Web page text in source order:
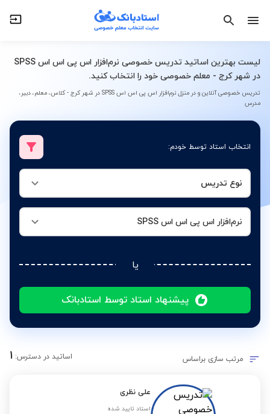
لیست بهترین اساتید تدریس خصوصی نرم‌افزار اس پی اس اس SPSS
در شهر کرج - معلم خصوصی خود را انتخاب کنید.
تدریس خصوصی آنلاین و در منزل نرم‌افزار اس پی اس اس SPSS در شهر کرج - کلاس، معلم، دبیر،
مدرس
انتخاب استاد توسط خودم:
نوع تدریس
نرم‌افزار اس پی اس اس SPSS
یا
پیشنهاد استاد توسط استادبانک
مرتب سازی براساس اساتید در دسترس: 1
علی نظری
استاد تایید شده